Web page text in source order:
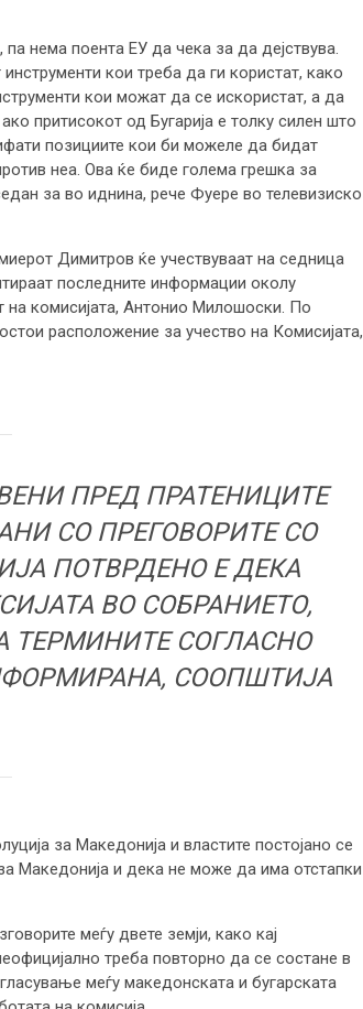
нема поента ЕУ да чека за да дејствува.
кои треба да ги користат, како
кои можат да се искористат, а да
притисокот од Бугарија е толку силен што
позициите кои би можеле да бидат
неа. Ова ќе биде голема грешка за
за во иднина, рече Фуере во телевизиско
Димитров ќе учествуваат на седница
последните информации околу
на комисијата, Антонио Милошоски. По
расположение за учество на Комисијата,
ПРЕД ПРАТЕНИЦИТЕ
СО ПРЕГОВОРИТЕ СО
ПОТВРДЕНО Е ДЕКА
ВО СОБРАНИЕТО,
ТЕРМИНИТЕ СОГЛАСНО
СООПШТИЈА
за Македонија и властите постојано се
Македонија и дека не може да има отстапки
меѓу двете земји, како кај
треба повторно да се состане в
меѓу македонската и бугарската